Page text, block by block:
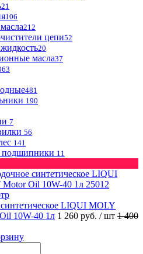
21
106
212
цепи52
20
масла37
481
190
7
56
141
подшипники 11
LIQUI MOLY
10W-40 1л 1 260 руб. / шт 1 400